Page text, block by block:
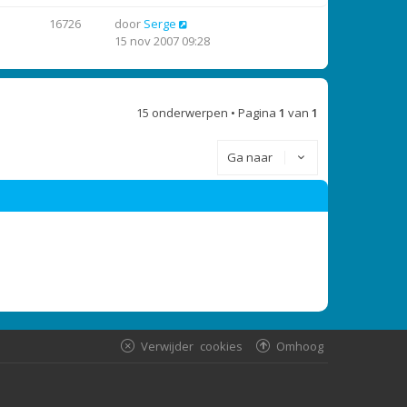
16726 door Serge
15 nov 2007 09:28
15 onderwerpen • Pagina 1 van 1
Ga naar
Omhoog
Verwijder cookies